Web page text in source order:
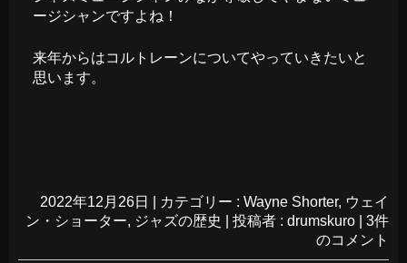
ージシャンですよね！
来年からはコルトレーンについてやっていきたいと
思います。
2022年12月26日 カテゴリー : Wayne Shorter, ウェイ
ン・ショーター, ジャズの歴史 投稿者 : drumskuro
3件
のコメント